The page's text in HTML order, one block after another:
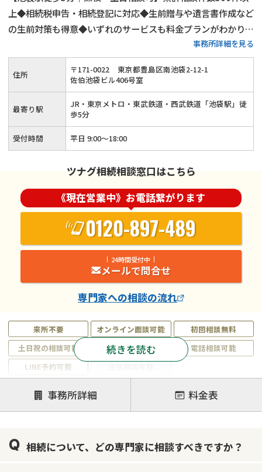
上◆相続税申告・相続登記に対応◆生前贈与や遺言書作成など
の生前対策も得意◆いずれのサービスも料金プランがわかりや
すい◆豊島区・板橋区・練馬区・北区で相続税申告をするなら
当事務所にご相談ください！15年以上の実務経験がある税理
士が丁寧に対応いたします！
事務所詳細を見る
来所不要 オンライン面談可能
初回相談無料
土日祝の相談可能
19時以降電話可能
電話相談可能
LINE予約可能
注力案件
遺言書作成・遺言執行
相続放棄
相続登記
相続手続き
銀行手続き
家族信託
続きを読む
住所 〒171-0022
東京都豊島区南池袋2-12-1
佐伯池袋ビル406号室
最寄り駅
JR・東京メトロ・東武鉄道・西武鉄道「池袋駅」徒
歩5分
受付時間 平日 9:00～18:00
ツナグ相続相談窓口はこちら
《現在営業中》お電話繋がります
0120-897-489
24時間受付中
メールで問合せ
専門家への相談の流れ
事務所詳細 料金表
相続について、どの専門家に相談すべきですか？